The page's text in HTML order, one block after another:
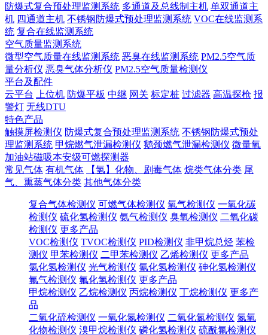
防爆式复合预处理监测系统 多通道及总线制主机 单双通道主
机 四通道主机 不锈钢防爆式预处理监测系统 VOC在线监测系
统 复合在线监测系统
空气质量监测系统
微型空气质量在线监测系统 恶臭在线监测系统 PM2.5空气质
量分析仪 恶臭气体分析仪 PM2.5空气质量检测仪
平台及配件
云平台 上位机 防爆平板 中继 网关 标定桩 过滤器 高温探枪 报
警灯 无线DTU
特色产品
触摸屏检测仪 防爆式复合预处理监测系统 不锈钢防爆式预处
理监测系统 甲烷燃气泄漏检测仪 鹅颈燃气泄漏检测仪 微量氧
加油站磁吸本安级可燃探测器
常见气体 有机气体 【氢】化物、剧毒气体 烷类气体分类 尾
气、熏蒸气体分类 其他气体分类
复合气体检测仪 可燃气体检测仪 氧气检测仪 一氧化碳
检测仪 硫化氢检测仪 氨气检测仪 臭氧检测仪 二氧化碳
检测仪 更多产品
VOC检测仪 TVOC检测仪 PID检测仪 非甲烷总烃 苯检
测仪 甲苯检测仪 二甲苯检测仪 乙烯检测仪 更多产品
氯化氢检测仪 光气检测仪 氰化氢检测仪 砷化氢检测仪
氟气检测仪 氟化氢检测仪 更多产品
甲烷检测仪 乙烷检测仪 丙烷检测仪 丁烷检测仪 更多产
品
二氧化硫检测仪 一氧化氮检测仪 二氧化氮检测仪 氮氧
化物检测仪 溴甲烷检测仪 磷化氢检测仪 硫酰氟检测仪